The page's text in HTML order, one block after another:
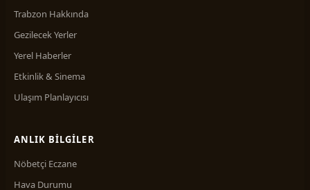
Trabzon Hakkında
Gezilecek Yerler
Yerel Haberler
Etkinlik & Sinema
Ulaşım Planlayıcısı
ANLIK BILGILER
Nöbetçi Eczane
Hava Durumu